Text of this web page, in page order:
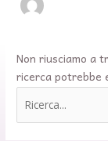
Non riusciamo a
ricerca potrebbe